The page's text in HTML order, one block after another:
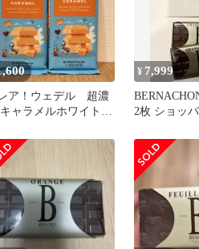
ア！ウェデル 超濃
ャラメルホワイトチ
¥ 7,999
2枚 ショッ